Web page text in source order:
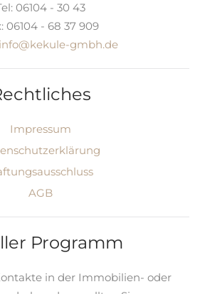
06104 - 30 43
06104 - 68 37 909
info@kekule-gmbh.de
Impressum
AGB
Programm
in der Immobilien- oder